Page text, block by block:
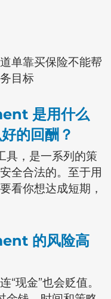
单靠买保险不能帮
目标
是用什么
的回酬？
，是一系列的策
全合法的。至于用
看你想达成短期，
的风险高
“现金”也会贬值。